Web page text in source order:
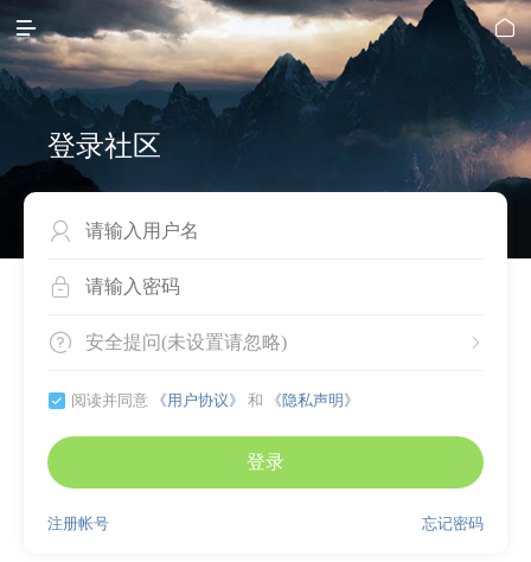
 
登录社区


 
安全提问(未设置请忽略)
 阅读并同意 《用户协议》 和 《隐私声明》
登录
忘记密码
注册帐号